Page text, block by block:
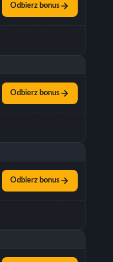
Odbierz bonus
Odbierz bonus
Odbierz bonus